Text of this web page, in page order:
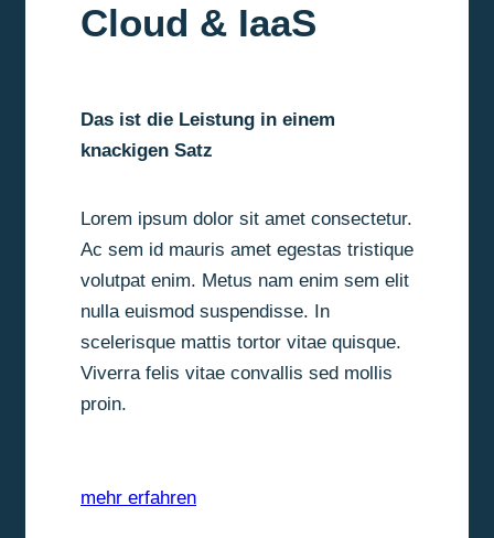
Cloud & IaaS
Das ist die Leistung in einem
knackigen Satz
Lorem ipsum dolor sit amet consectetur.
Ac sem id mauris amet egestas tristique
volutpat enim. Metus nam enim sem elit
nulla euismod suspendisse. In
scelerisque mattis tortor vitae quisque.
Viverra felis vitae convallis sed mollis
proin.
mehr erfahren